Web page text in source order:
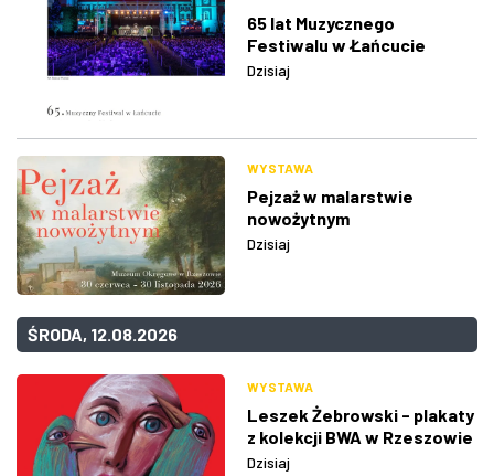
65 lat Muzycznego
Festiwalu w Łańcucie
Dzisiaj
WYSTAWA
Pejzaż w malarstwie
nowożytnym
Dzisiaj
ŚRODA, 12.08.2026
WYSTAWA
Leszek Żebrowski - plakaty
z kolekcji BWA w Rzeszowie
Dzisiaj